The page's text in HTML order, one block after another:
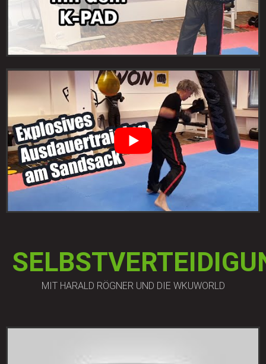
MIT HARALD RÖGNER UND DIE WKUWORLD